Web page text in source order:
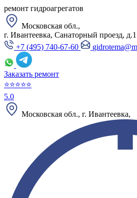
ремонт гидроагрегатов
Московская обл.,
г. Ивантеевка, Санаторный проезд, д.1
+7 (495) 740-67-60
Заказать ремонт
⭐⭐⭐⭐⭐
5.0
Московская обл., г.